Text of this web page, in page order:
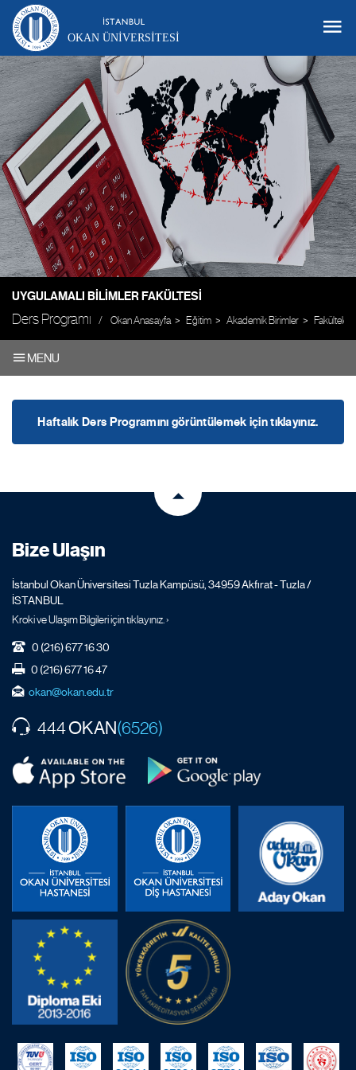
OKAN ÜNIVERSITESI
UYGULAMALI BILIMLER FAKÜLTESI
Ders Programı Okan Anasayfa Eğitim Akademik Birimler Fakülteler
MENU
Haftalık Ders Programını görüntülemek için tıklayınız.
Bize Ulaşın
İstanbul Okan Üniversitesi Tuzla Kampüsü, 34959 Akfırat - Tuzla /
İSTANBUL
Kroki ve Ulaşım Bilgileri için tıklayınız. ›
0 (216) 677 16 30
0 (216) 677 16 47
okan@okan.edu.tr
444OKAN(6526)